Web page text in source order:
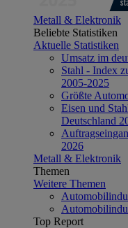
Metall & Elektronik
Beliebte Statistiken
Aktuelle Statistiken
Umsatz im
Stahl - Index
2005-2025
Größte
Eisen und
Deutschland
2026
Metall & Elektronik
Themen
Weitere Themen
Top Report